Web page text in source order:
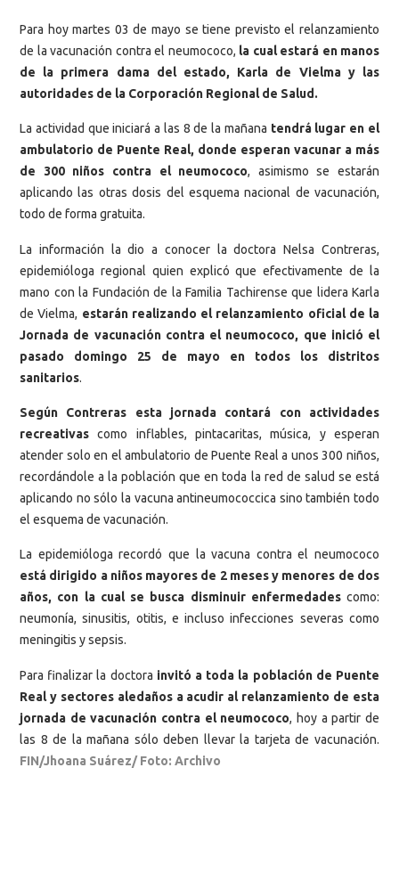
Para hoy martes 03 de mayo se tiene previsto el relanzamiento
de la vacunación contra el neumococo, la cual estará en manos
de la primera dama del estado, Karla de Vielma y las
autoridades de la Corporación Regional de Salud.
La actividad que iniciará a las 8 de la mañana tendrá lugar en el
ambulatorio de Puente Real, donde esperan vacunar a más
de 300 niños contra el neumococo, asimismo se estarán
aplicando las otras dosis del esquema nacional de vacunación,
todo de forma gratuita.
La información la dio a conocer la doctora Nelsa Contreras,
epidemióloga regional quien explicó que efectivamente de la
mano con la Fundación de la Familia Tachirense que lidera Karla
de Vielma, estarán realizando el relanzamiento oficial de la
Jornada de vacunación contra el neumococo, que inició el
pasado domingo 25 de mayo en todos los distritos
sanitarios.
Según Contreras esta jornada contará con actividades
recreativas como inflables, pintacaritas, música, y esperan
atender solo en el ambulatorio de Puente Real a unos 300 niños,
recordándole a la población que en toda la red de salud se está
aplicando no sólo la vacuna antineumococcica sino también todo
el esquema de vacunación.
La epidemióloga recordó que la vacuna contra el neumococo
está dirigido a niños mayores de 2 meses y menores de dos
años, con la cual se busca disminuir enfermedadescomo:
neumonía, sinusitis, otitis, e incluso infecciones severas como
meningitis y sepsis.
Para finalizar la doctora invitó a toda la población de Puente
Real y sectores aledaños a acudir al relanzamiento de esta
jornada de vacunación contra el neumococo, hoy a partir de
las 8 de la mañana sólo deben llevar la tarjeta de vacunación.
FIN/Jhoana Suárez/ Foto: Archivo